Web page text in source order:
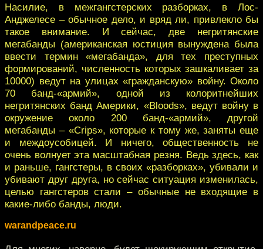
Насилие, в межгангстерских разборках, в Лос-
Анджелесе – обычное дело, и вряд ли, привлекло бы
такое внимание. И сейчас, две негритянские
мегабанды (американская юстиция вынуждена была
ввести термин «мегабанда», для тех преступных
формирований, численность которых зашкаливает за
10000) ведут на улицах «гражданскую» войну. Около
70 банд-«армий», одной из колоритнейших
негритянских банд Америки, «Bloods», ведут войну в
окружение около 200 банд-«армий», другой
мегабанды – «Crips», которые к тому же, заняты еще
и междоусобицей. И ничего, общественность не
очень волнует эта масштабная резня. Ведь здесь, как
и раньше, гангстеры, в своих «разборках», убивали и
убивают друг друга, но сейчас ситуация изменилась,
целью гангстеров стали – обычные не входящие в
какие-либо банды, люди.
warandpeace.ru